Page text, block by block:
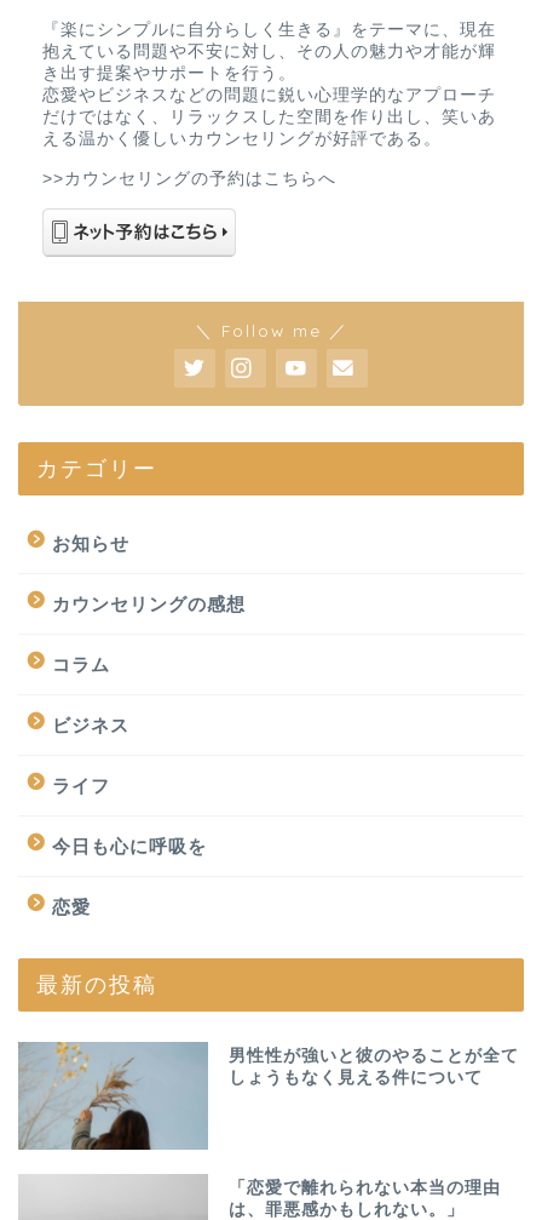
『楽にシンプルに自分らしく生きる』をテーマに、現在
抱えている問題や不安に対し、その人の魅力や才能が輝
き出す提案やサポートを行う。
恋愛やビジネスなどの問題に鋭い心理学的なアプローチ
だけではなく、リラックスした空間を作り出し、笑いあ
える温かく優しいカウンセリングが好評である。
>>カウンセリングの予約はこちらへ
＼ Follow me ／
カテゴリー
お知らせ
カウンセリングの感想
コラム
ビジネス
ライフ
今日も心に呼吸を
恋愛
最新の投稿
男性性が強いと彼のやることが全て
しょうもなく見える件について
「恋愛で離れられない本当の理由
は、罪悪感かもしれない。」